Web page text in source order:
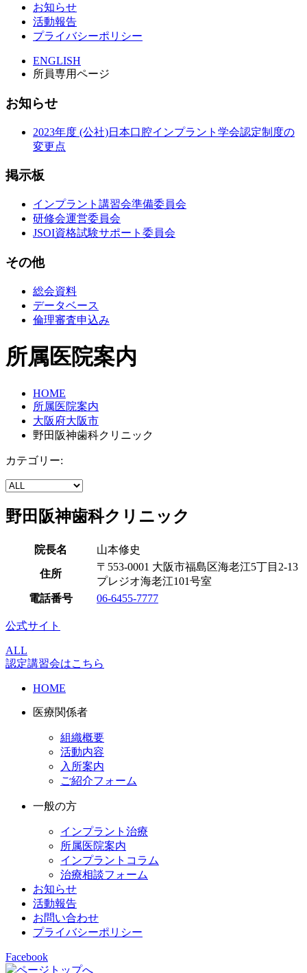
お知らせ
活動報告
プライバシーポリシー
ENGLISH
所員専用ページ
お知らせ
2023年度 (公社)日本口腔インプラント学会認定制度の
変更点
掲示板
インプラント講習会準備委員会
研修会運営委員会
JSOI資格試験サポート委員会
その他
総会資料
データベース
倫理審査申込み
所属医院案内
HOME
所属医院案内
大阪府大阪市
野田阪神歯科クリニック
カテゴリー:
野田阪神歯科クリニック
院長名 山本修史
住所
〒553-0001 大阪市福島区海老江5丁目2-13
プレジオ海老江101号室
電話番号
06-6455-7777
公式サイト
ALL
認定講習会はこちら
HOME
医療関係者
組織概要
活動内容
入所案内
ご紹介フォーム
一般の方
インプラント治療
所属医院案内
インプラントコラム
治療相談フォーム
お知らせ
活動報告
お問い合わせ
プライバシーポリシー
Facebook